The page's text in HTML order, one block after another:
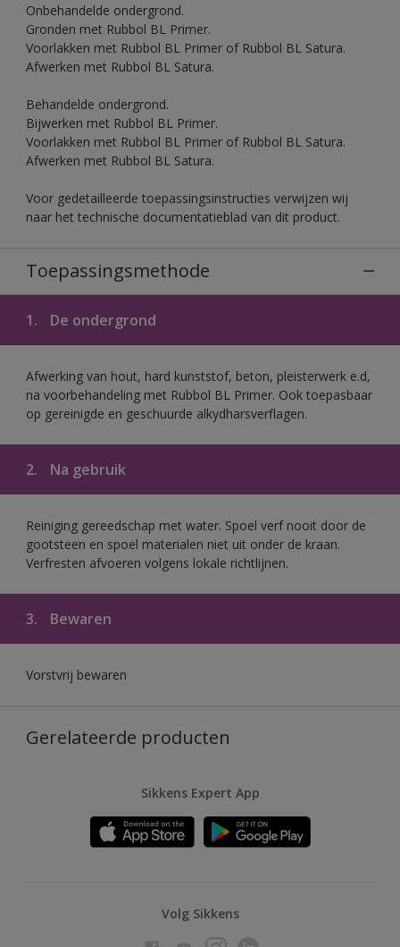
Onbehandelde ondergrond.
Gronden met Rubbol BL Primer.
Voorlakken met Rubbol BL Primer of Rubbol BL Satura.
Afwerken met Rubbol BL Satura.
Behandelde ondergrond.
Bijwerken met Rubbol BL Primer.
Voorlakken met Rubbol BL Primer of Rubbol BL Satura.
Afwerken met Rubbol BL Satura.
Voor gedetailleerde toepassingsinstructies verwijzen wij
naar het technische documentatieblad van dit product.
Toepassingsmethode
1. De ondergrond
Afwerking van hout, hard kunststof, beton, pleisterwerk e.d,
na voorbehandeling met Rubbol BL Primer. Ook toepasbaar
op gereinigde en geschuurde alkydharsverflagen.
2. Na gebruik
Reiniging gereedschap met water. Spoel verf nooit door de
gootsteen en spoel materialen niet uit onder de kraan.
Verfresten afvoeren volgens lokale richtlijnen.
3. Bewaren
Vorstvrij bewaren
Gerelateerde producten
Sikkens Expert App
Volg Sikkens